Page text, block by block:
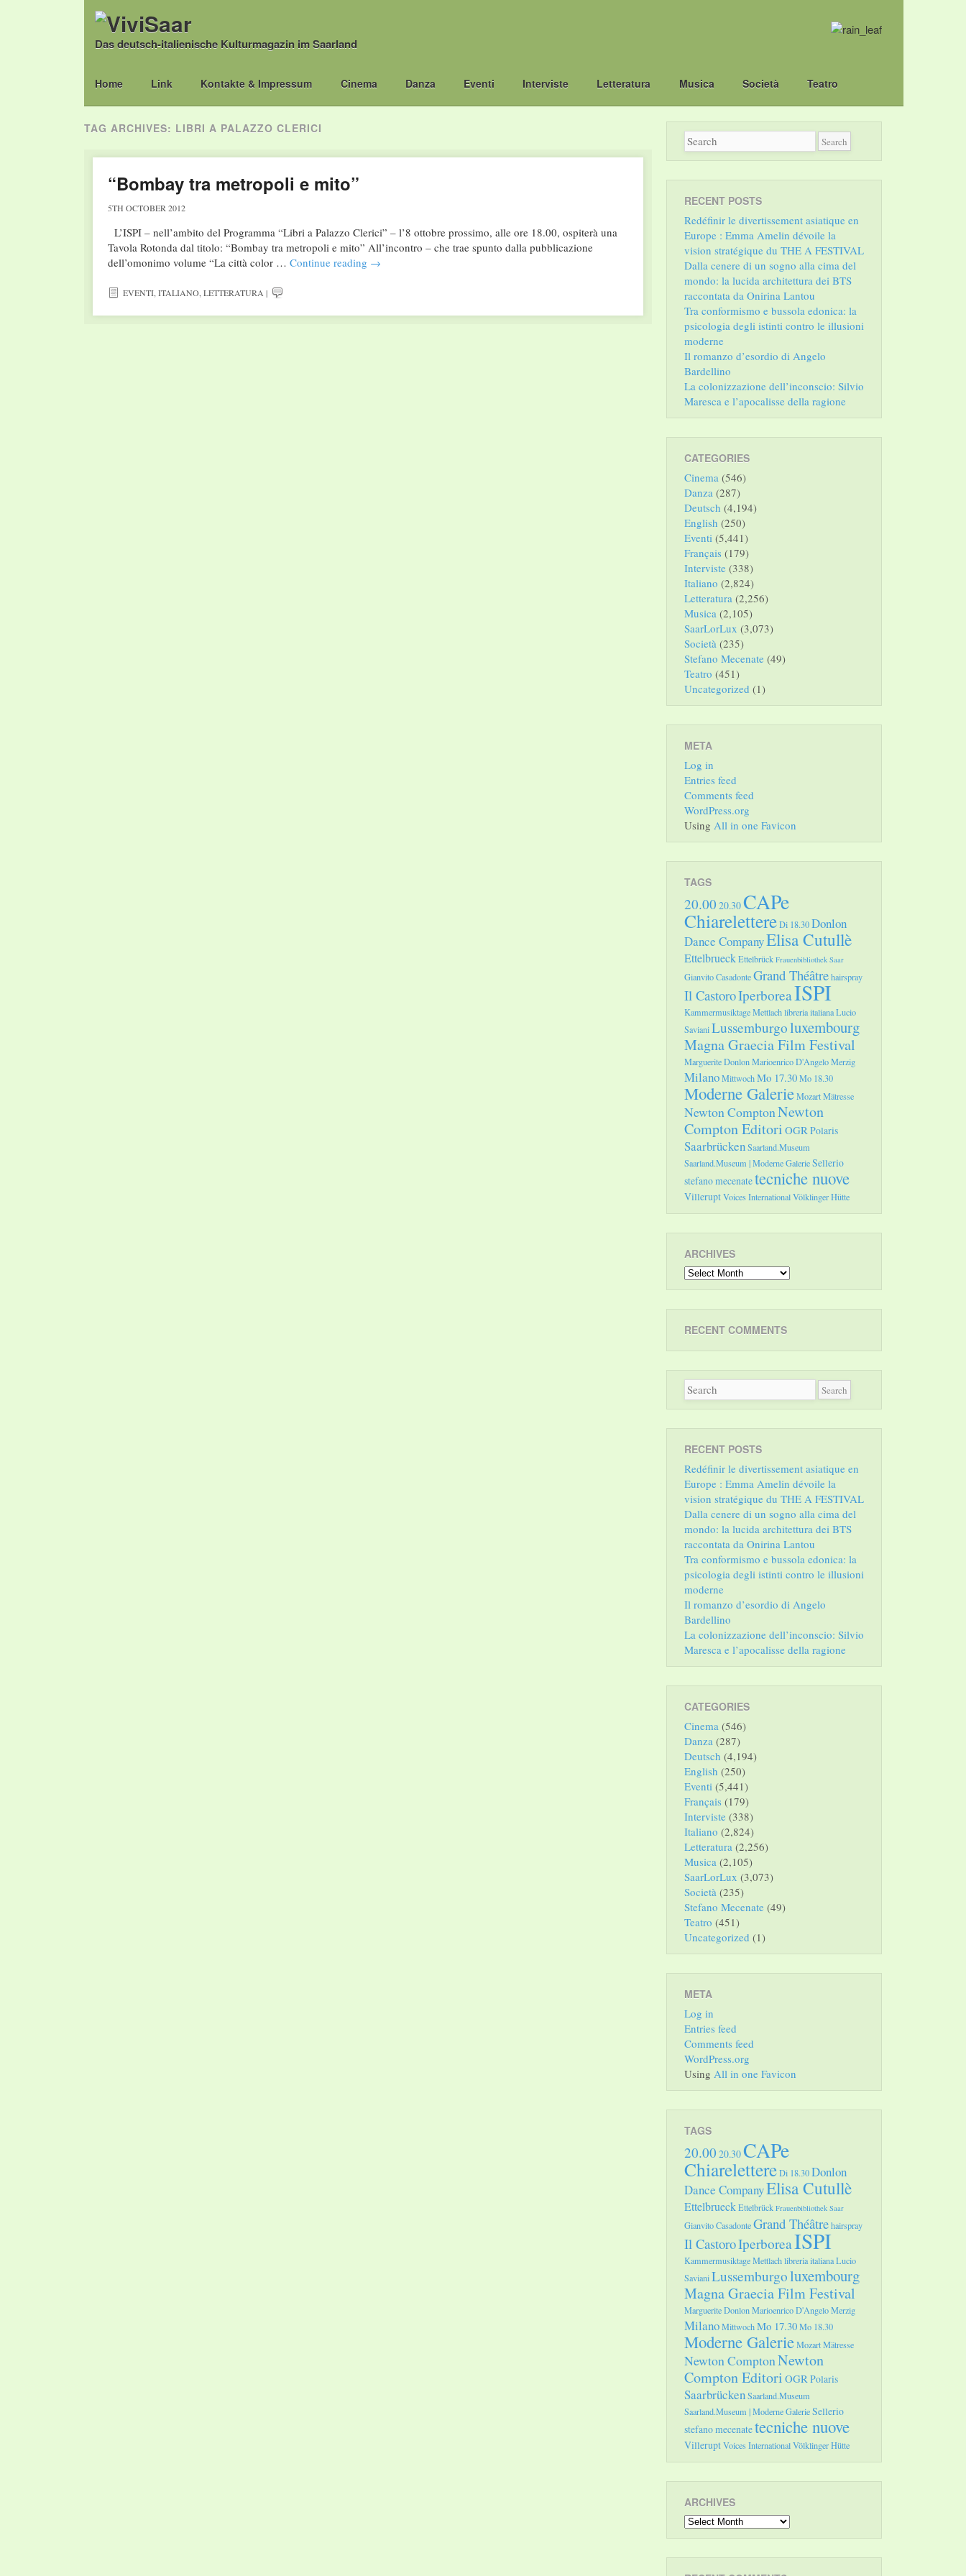
Das deutsch-italienische Kulturmagazin im Saarland
Main menu
Skip
Home Link Kontakte & Impressum Cinema Danza Eventi Interviste Letteratura Musica Società Teatro
TAG ARCHIVES: LIBRI A PALAZZO CLERICI
“Bombay tra metropoli e mito”
5TH OCTOBER 2012
L’ISPI – nell’ambito del Programma “Libri a Palazzo Clerici” – l’8 ottobre prossimo, alle ore 18.00, ospiterà una
Tavola Rotonda dal titolo: “Bombay tra metropoli e mito” All’incontro – che trae spunto dalla pubblicazione
dell’omonimo volume “La città color … Continue reading →
EVENTI,ITALIANO,LETTERATURA |
RECENT POSTS
Redéfinir le divertissement asiatique en
Europe : Emma Amelin dévoile la
vision stratégique du THE A FESTIVAL
Dalla cenere di un sogno alla cima del
mondo: la lucida architettura dei BTS
raccontata da Onirina Lantou
Tra conformismo e bussola edonica: la
psicologia degli istinti contro le illusioni
moderne
Il romanzo d’esordio di Angelo
Bardellino
La colonizzazione dell’inconscio: Silvio
Maresca e l’apocalisse della ragione
CATEGORIES
Cinema (546)
Danza (287)
Deutsch (4,194)
English (250)
Eventi (5,441)
Français (179)
Interviste (338)
Italiano (2,824)
Letteratura (2,256)
Musica (2,105)
SaarLorLux (3,073)
Società (235)
Stefano Mecenate (49)
Teatro (451)
Uncategorized (1)
META
Log in
Entries feed
Comments feed
WordPress.org
Using All in one Favicon
TAGS
20.00 20.30CAPe
ChiarelettereDi 18.30Donlon
Dance CompanyElisa Cutullè
EttelbrueckEttelbrück Frauenbibliothek Saar
Gianvito CasadonteGrand Théâtrehairspray
Il CastoroIperboreaISPI
Kammermusiktage Mettlachlibreria italianaLucio
SavianiLussemburgoluxembourg
Magna Graecia Film Festival
Marguerite DonlonMarioenrico D'AngeloMerzig
MilanoMittwochMo 17.30Mo 18.30
Moderne GalerieMozartMätresse
Newton ComptonNewton
Compton Editori OGRPolaris
SaarbrückenSaarland.Museum
Saarland.Museum | Moderne GalerieSellerio
stefano mecenatetecniche nuove
VilleruptVoices InternationalVölklinger Hütte
ARCHIVES
Archives
RECENT COMMENTS
RECENT POSTS
Redéfinir le divertissement asiatique en
Europe : Emma Amelin dévoile la
vision stratégique du THE A FESTIVAL
Dalla cenere di un sogno alla cima del
mondo: la lucida architettura dei BTS
raccontata da Onirina Lantou
Tra conformismo e bussola edonica: la
psicologia degli istinti contro le illusioni
moderne
Il romanzo d’esordio di Angelo
Bardellino
La colonizzazione dell’inconscio: Silvio
Maresca e l’apocalisse della ragione
CATEGORIES
Cinema (546)
Danza (287)
Deutsch (4,194)
English (250)
Eventi (5,441)
Français (179)
Interviste (338)
Italiano (2,824)
Letteratura (2,256)
Musica (2,105)
SaarLorLux (3,073)
Società (235)
Stefano Mecenate (49)
Teatro (451)
Uncategorized (1)
META
Log in
Entries feed
Comments feed
WordPress.org
Using All in one Favicon
TAGS
20.00 20.30CAPe
ChiarelettereDi 18.30Donlon
Dance CompanyElisa Cutullè
EttelbrueckEttelbrück Frauenbibliothek Saar
Gianvito CasadonteGrand Théâtrehairspray
Il CastoroIperboreaISPI
Kammermusiktage Mettlachlibreria italianaLucio
SavianiLussemburgoluxembourg
Magna Graecia Film Festival
Marguerite DonlonMarioenrico D'AngeloMerzig
MilanoMittwochMo 17.30Mo 18.30
Moderne GalerieMozartMätresse
Newton ComptonNewton
Compton Editori OGRPolaris
SaarbrückenSaarland.Museum
Saarland.Museum | Moderne GalerieSellerio
stefano mecenatetecniche nuove
VilleruptVoices InternationalVölklinger Hütte
ARCHIVES
Archives